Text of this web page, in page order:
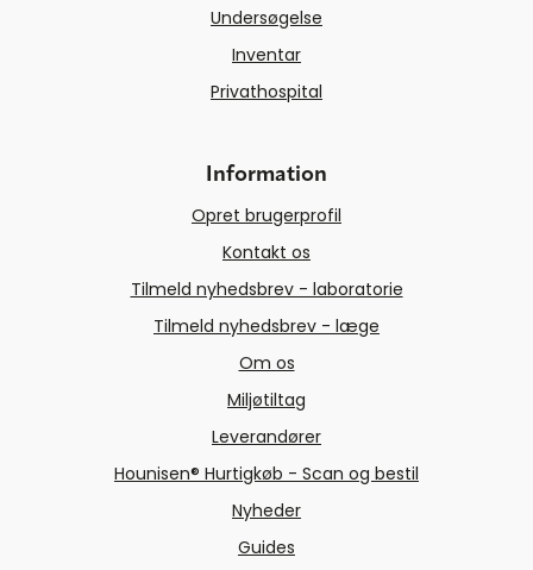
Undersøgelse
Inventar
Privathospital
Information
Opret brugerprofil
Kontakt os
Tilmeld nyhedsbrev - laboratorie
Tilmeld nyhedsbrev - læge
Om os
Miljøtiltag
Leverandører
Hounisen® Hurtigkøb - Scan og bestil
Nyheder
Guides